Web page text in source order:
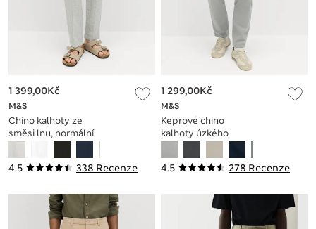
4.5 338 Recenze
M&S
Chino kalhoty ze
směsi lnu, normální
1 399,00Kč
4.5 278 Recenze
M&S
Keprové chino
kalhoty úzkého
1 299,00Kč